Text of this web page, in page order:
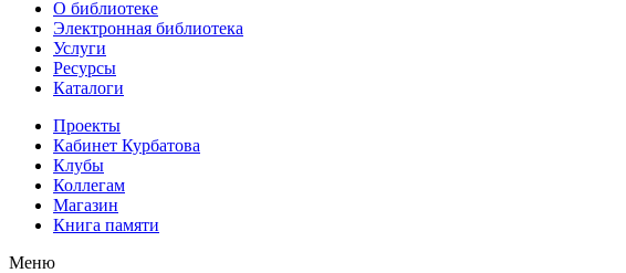
О библиотеке
Электронная библиотека
Услуги
Ресурсы
Каталоги
Проекты
Кабинет Курбатова
Клубы
Коллегам
Магазин
Книга памяти
Меню